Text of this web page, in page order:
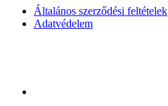
Általános szerződési feltételek
Adatvédelem